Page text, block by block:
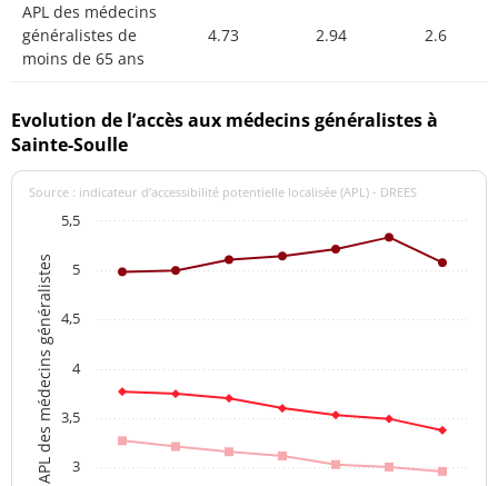
APL des médecins
généralistes de
moins de 65 ans
4.73 2.94 2.6
Evolution de l’accès aux médecins généralistes à
Sainte-Soulle
APL des médecins généralistes
Source : indicateur d’accessibilité potentielle localisée (APL) - DREES
3
3,5
4
4,5
5
5,5